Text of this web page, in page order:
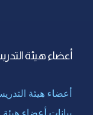
أعضاء هيئة
أعضاء هيئة